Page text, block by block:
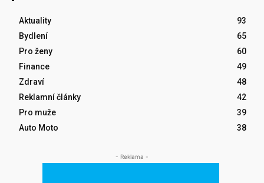
Aktuality
93
Bydlení
65
Pro ženy
60
Finance
49
Zdraví
48
Reklamní články
42
Pro muže
39
Auto Moto
38
- Reklama -